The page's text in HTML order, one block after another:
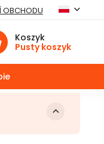
OBCHODU
Koszyk
Pusty koszyk